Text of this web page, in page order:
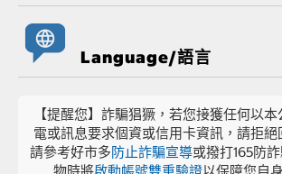
Language/語言
【提醒您】詐騙猖獗，若您接獲任何以
電或訊息要求個資或信用卡資訊，請拒絕
請參考好市多防止詐騙宣導或撥打165防